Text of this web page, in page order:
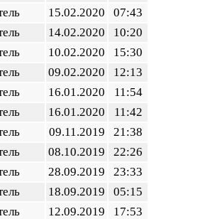
15.02.2020
07:43
14.02.2020
10:20
10.02.2020
15:30
09.02.2020
12:13
16.01.2020
11:54
16.01.2020
11:42
09.11.2019
21:38
08.10.2019
22:26
28.09.2019
23:33
18.09.2019
05:15
12.09.2019
17:53